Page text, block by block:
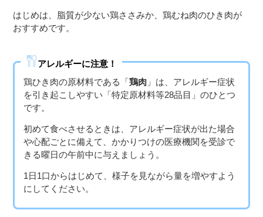
１歳児
２歳児
７〜１２歳児
はじめは、脂質が少ない鶏ささみか、鶏むね肉のひき肉が
おすすめです。
アレルギーに注意！
鶏ひき肉の原材料である「鶏肉 」は、アレルギー症状
を引き起こしやすい「特定原材料等28品目」のひとつ
です。
初めて食べさせるときは、アレルギー症状が出た場合
や心配ごとに備えて、かかりつけの医療機関を受診で
きる曜日の午前中に与えましょう。
1日1口からはじめて、様子を見ながら量を増やすよう
にしてください。